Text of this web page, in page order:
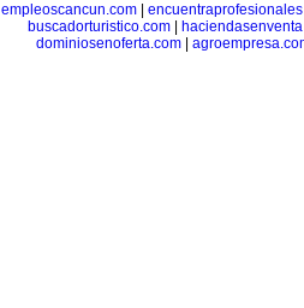
empleoscancun.com
buscadorturistico.com|
dominiosenoferta.com